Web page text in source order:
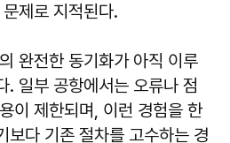
제로 지적된다.
완전한 동기화가 아직 이루
. 일부 공항에서는 오류나 점
이 제한되며, 이런 경험을 한
보다 기존 절차를 고수하는 경